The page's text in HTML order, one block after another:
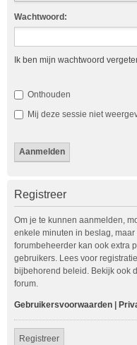
Wachtwoord:
Ik ben mijn wachtwoord
Onthouden
Mij deze sessie niet
Registreer
Om je te kunnen aanmelden,
enkele minuten in beslag,
forumbeheerder kan ook extra
gebruikers. Lees voor
bijbehorend beleid. Bekijk ook
forum.
Gebruikersvoorwaarden
Registreer